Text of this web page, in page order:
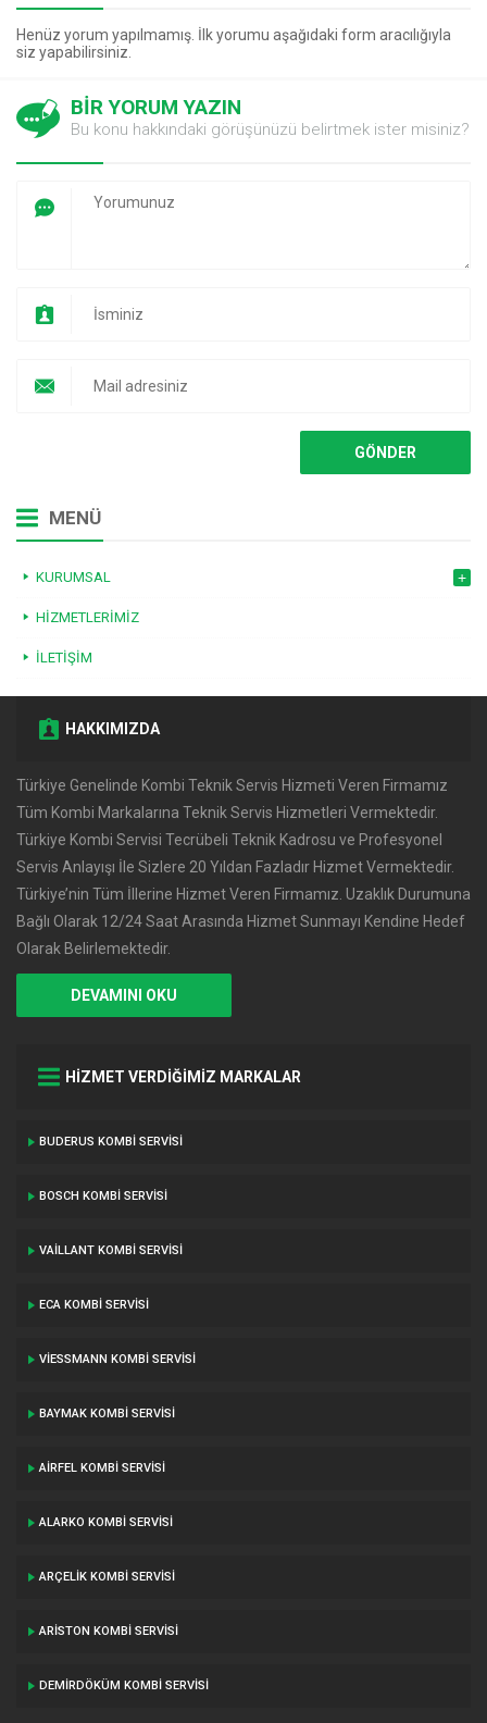
Henüz yorum yapılmamış. İlk yorumu aşağıdaki form aracılığıyla
siz yapabilirsiniz.
BİR YORUM YAZIN
Bu konu hakkındaki görüşünüzü belirtmek ister misiniz?
MENÜ
KURUMSAL
HIZMETLERIMIZ
İLETIŞIM
HAKKIMIZDA
Türkiye Genelinde Kombi Teknik Servis Hizmeti Veren Firmamız
Tüm Kombi Markalarına Teknik Servis Hizmetleri Vermektedir.
Türkiye Kombi Servisi Tecrübeli Teknik Kadrosu ve Profesyonel
Servis Anlayışı İle Sizlere 20 Yıldan Fazladır Hizmet Vermektedir.
Türkiye’nin Tüm İllerine Hizmet Veren Firmamız. Uzaklık Durumuna
Bağlı Olarak 12/24 Saat Arasında Hizmet Sunmayı Kendine Hedef
Olarak Belirlemektedir.
DEVAMINI OKU
HİZMET VERDİĞİMİZ MARKALAR
BUDERUS KOMBI SERVISI
BOSCH KOMBI SERVISI
VAILLANT KOMBI SERVISI
ECA KOMBI SERVISI
VIESSMANN KOMBI SERVISI
BAYMAK KOMBI SERVISI
AIRFEL KOMBI SERVISI
ALARKO KOMBI SERVISI
ARÇELIK KOMBI SERVISI
ARISTON KOMBI SERVISI
DEMIRDÖKÜM KOMBI SERVISI